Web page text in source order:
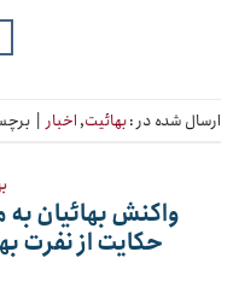
ارسال شده در :بهائیت, اخبار |
واکنش بهائیان به
حکایت از نفرت